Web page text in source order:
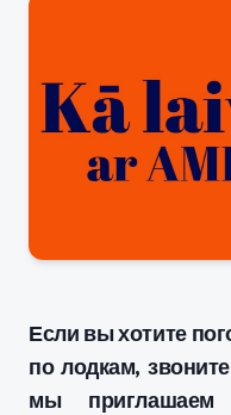
Если вы хотите
по лодкам,
мы